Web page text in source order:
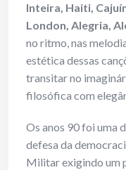
Inteira, Haiti,
London, Alegria,
no ritmo, nas
estética dessas
transitar no
filosófica com
Os anos 90 foi uma
defesa da
Militar exigindo um